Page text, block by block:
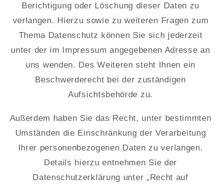
Berichtigung oder Löschung dieser Daten zu
verlangen. Hierzu sowie zu weiteren Fragen zum
Thema Datenschutz können Sie sich jederzeit
unter der im Impressum angegebenen Adresse an
uns wenden. Des Weiteren steht Ihnen ein
Beschwerderecht bei der zuständigen
Aufsichtsbehörde zu.
Außerdem haben Sie das Recht, unter bestimmten
Umständen die Einschränkung der Verarbeitung
Ihrer personenbezogenen Daten zu verlangen.
Details hierzu entnehmen Sie der
Datenschutzerklärung unter „Recht auf